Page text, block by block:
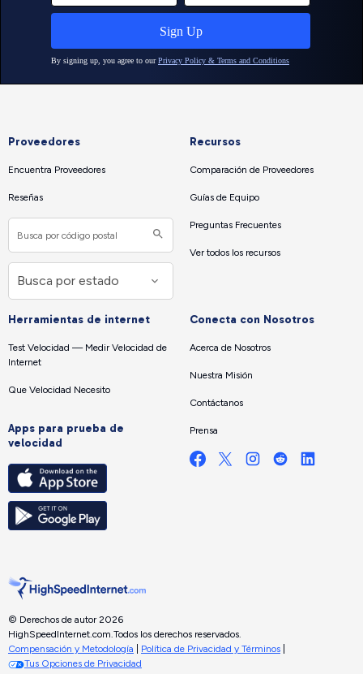
Proveedores
Encuentra Proveedores
Reseñas
Recursos
Comparación de Proveedores
Guías de Equipo
Preguntas Frecuentes
Ver todos los recursos
Herramientas de internet
Test Velocidad — Medir Velocidad de
Internet
Que Velocidad Necesito
Apps para prueba de
velocidad
Conecta con Nosotros
Acerca de Nosotros
Nuestra Misión
Contáctanos
Prensa
© Derechos de autor 2026
HighSpeedInternet.com. Todos los derechos reservados.
Compensación y Metodología
Política de Privacidad y Términos
Tus Opciones de Privacidad